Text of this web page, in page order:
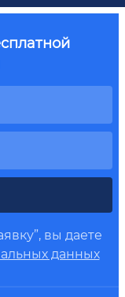
вы даете
данных